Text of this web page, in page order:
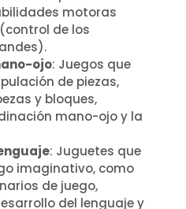
motoras
de los
ojo: Juegos que
de piezas,
y bloques,
mano-ojo y la
: Juguetes que
imaginativo, como
de juego,
del lenguaje y